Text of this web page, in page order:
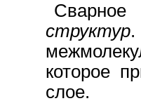
Сварное
структур.
которое
слое.